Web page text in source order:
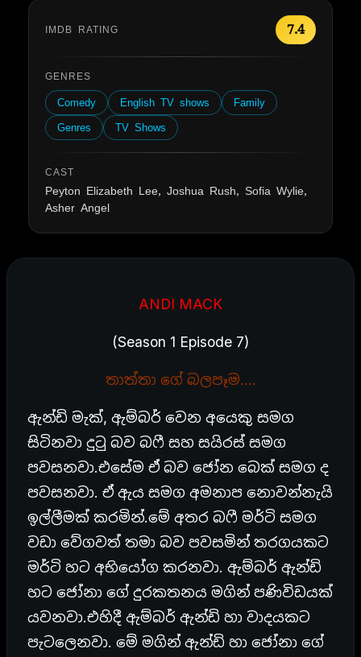
IMDB RATING 7.4
GENRES
Comedy English TV shows
Family
Genres
TV Shows
CAST
Peyton Elizabeth Lee, Joshua Rush, Sofia Wylie,
Asher Angel
ANDI MACK
(Season 1 Episode 7)
තාත්තා ගේ බලපෑම….
ඇන්ඩි මැක්, ඇම්බර් වෙන අයෙකු සමග
සිටිනවා දුටු බව බෆී සහ සයිරස් සමග
පවසනවා.එසේම ඒ බව ජෝන බෙක් සමග ද
පවසනවා. ඒ ඇය සමග අමනාප නොවන්නැයි
ඉල්ලීමක් කරමින්.මේ අතර බෆී මර්ටි සමග
වඩා වේගවත් තමා බව පවසමින් තරගයකට
මර්ටි හට අභියෝග කරනවා. ඇම්බර් ඇන්ඩි
හට ජෝනා ගේ දුරකතනය මගින් පණිවිඩයක්
යවනවා.එහිදී ඇම්බර් ඇන්ඩි හා වාදයකට
පැටලෙනවා. මේ මගින් ඇන්ඩි හා ජෝනා ගේ